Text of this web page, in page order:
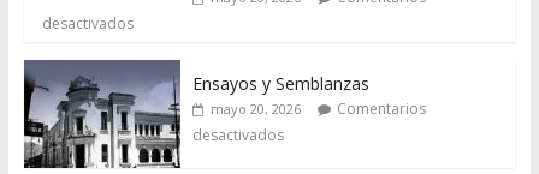
desactivados
Ensayos y Semblanzas
mayo 20, 2026
Comentarios
desactivados